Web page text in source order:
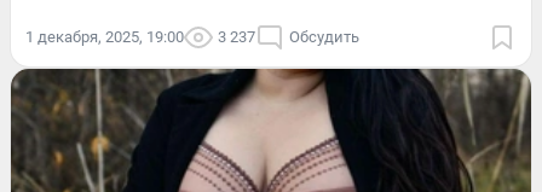
1 декабря, 2025, 19:00 3 237 Обсудить